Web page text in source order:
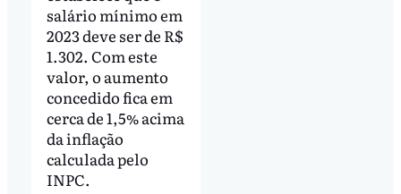
salário mínimo em
2023 deve ser de R$
1.302. Com este
valor, o aumento
concedido fica em
cerca de 1,5% acima
da inflação
calculada pelo
INPC.